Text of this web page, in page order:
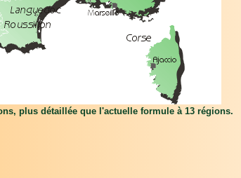
plus détaillée que l'actuelle formule à 13 régions.